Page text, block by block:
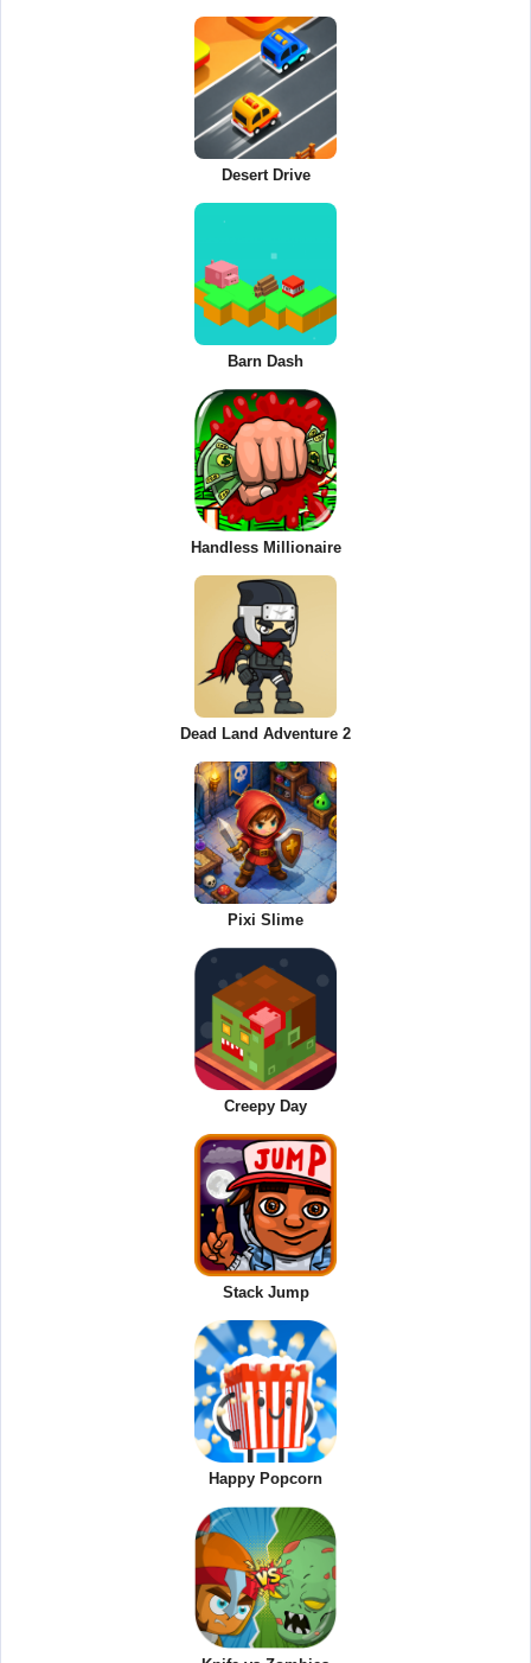
Desert Drive
Barn Dash
Handless Millionaire
Dead Land Adventure 2
Pixi Slime
Creepy Day
Stack Jump
Happy Popcorn